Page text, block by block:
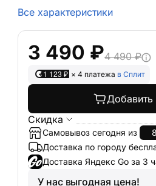
3 490 ₽
1 123 ₽× 4 платежав Сплит
Добавить
Самовывоз сегодня из
Доставка по городу
Доставка Яндекс Go за 3
У нас выгодная цена!
Нашли дешевле? Снизим